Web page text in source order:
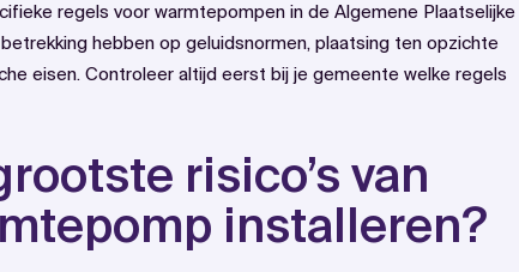
regels voor warmtepompen in de Algemene Plaatselijke
hebben op geluidsnormen, plaatsing ten opzichte
eisen. Controleer altijd eerst bij je gemeente welke regels
risico’s van
installeren?